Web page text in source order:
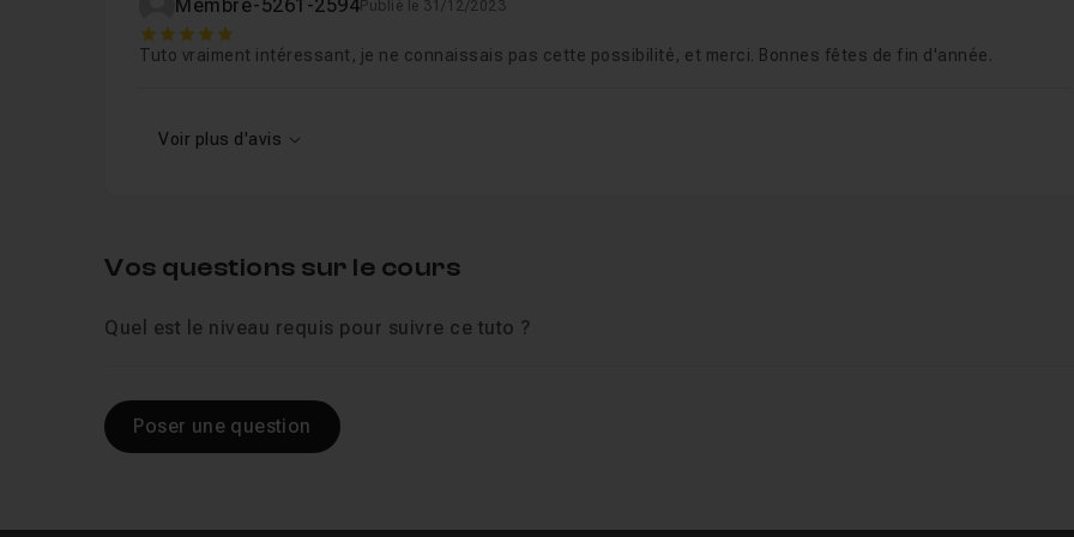
Membre-5261-2594Publié le 31/12/2023
5
Tuto vraiment intéressant, je ne connaissais pas cette possibilité, et merci. Bonnes fêtes de fin d'année.
Voir plus d'avis
Vos questions sur le cours
Quel est le niveau requis pour suivre ce tuto ?
Poser une question